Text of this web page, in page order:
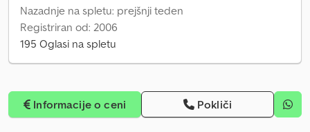
Nazadnje na spletu: prejšnji teden
Registriran od: 2006
195 Oglasi na spletu
Informacije o ceni Pokliči